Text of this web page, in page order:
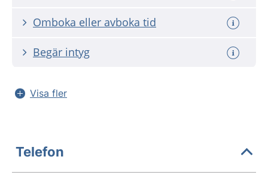
Omboka eller avboka tid
Begär intyg
Visa fler
Telefon